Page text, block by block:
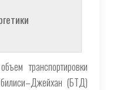
транспортировки
(БТД)